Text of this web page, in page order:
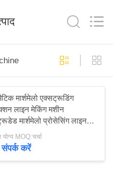
मार्शमेलो एक्सट्रूडिंग
लाइन मेकिंग मशीन
मार्शमेलो प्रोसेसिंग लाइन
मशीनरी
योग्य MOQ:चर्चा
करें